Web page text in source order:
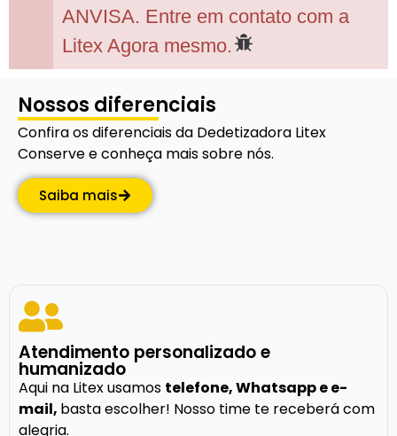
ANVISA. Entre em contato com a
Litex Agora mesmo.
Nossos diferenciais
Confira os diferenciais da Dedetizadora Litex
Conserve e conheça mais sobre nós.
Saiba mais
Atendimento personalizado e
humanizado
Aqui na Litex usamos telefone, Whatsapp e e-
mail, basta escolher! Nosso time te receberá com
alegria.